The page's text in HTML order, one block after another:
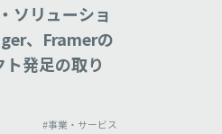
ソリューショ
、Framerの
発足の取り
#事業・サービス